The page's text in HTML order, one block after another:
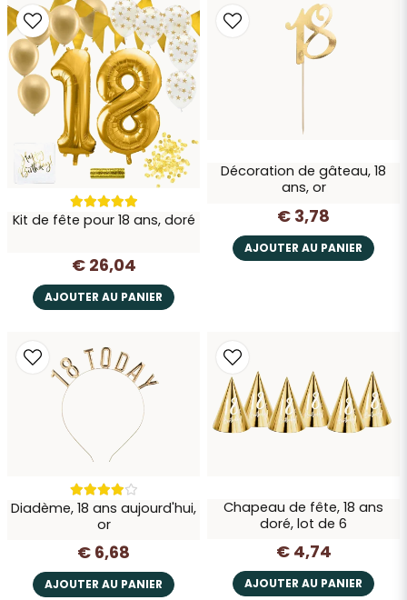
Oui, vous pouvez publier ma question
Envoyer la question
Kit de fête pour 18 ans, doré
€ 26,04
AJOUTER AU PANIER
Décoration de gâteau, 18
ans, or
€ 3,78
AJOUTER AU PANIER
Diadème, 18 ans aujourd'hui,
or
€ 6,68
AJOUTER AU PANIER
Chapeau de fête, 18 ans
doré, lot de 6
€ 4,74
AJOUTER AU PANIER